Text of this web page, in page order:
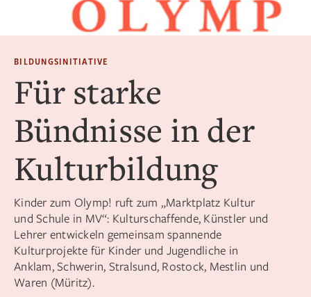
BILDUNGSINITIATIVE
Für starke
Bündnisse in der
Kulturbildung
Kinder zum Olymp! ruft zum „Marktplatz Kultur
und Schule in MV“: Kulturschaffende, Künstler und
Lehrer entwickeln gemeinsam spannende
Kulturprojekte für Kinder und Jugendliche in
Anklam, Schwerin, Stralsund, Rostock, Mestlin und
Waren (Müritz).